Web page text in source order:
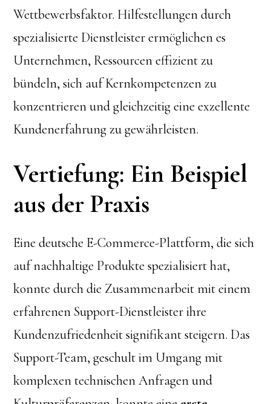
Wettbewerbsfaktor. Hilfestellungen durch
spezialisierte Dienstleister ermöglichen es
Unternehmen, Ressourcen effizient zu
bündeln, sich auf Kernkompetenzen zu
konzentrieren und gleichzeitig eine exzellente
Kundenerfahrung zu gewährleisten.
Vertiefung: Ein Beispiel
aus der Praxis
Eine deutsche E-Commerce-Plattform, die sich
auf nachhaltige Produkte spezialisiert hat,
konnte durch die Zusammenarbeit mit einem
erfahrenen Support-Dienstleister ihre
Kundenzufriedenheit signifikant steigern. Das
Support-Team, geschult im Umgang mit
komplexen technischen Anfragen und